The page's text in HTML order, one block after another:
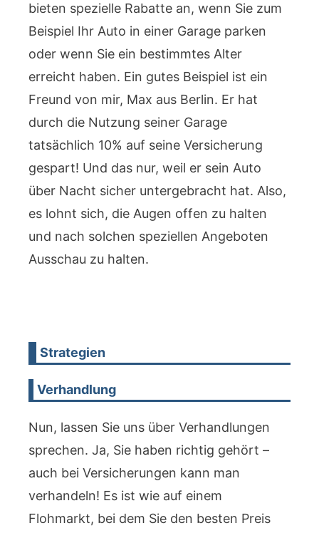
bieten spezielle Rabatte an, wenn Sie zum
Beispiel Ihr Auto in einer Garage parken
oder wenn Sie ein bestimmtes Alter
erreicht haben. Ein gutes Beispiel ist ein
Freund von mir, Max aus Berlin. Er hat
durch die Nutzung seiner Garage
tatsächlich 10% auf seine Versicherung
gespart! Und das nur, weil er sein Auto
über Nacht sicher untergebracht hat. Also,
es lohnt sich, die Augen offen zu halten
und nach solchen speziellen Angeboten
Ausschau zu halten.
Strategien
Verhandlung
Nun, lassen Sie uns über Verhandlungen
sprechen. Ja, Sie haben richtig gehört –
auch bei Versicherungen kann man
verhandeln! Es ist wie auf einem
Flohmarkt, bei dem Sie den besten Preis